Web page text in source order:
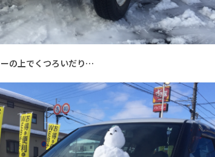
の上でくつろいだり…